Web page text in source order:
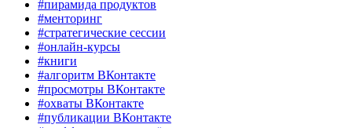
#пирамида продуктов
#менторинг
#стратегические сессии
#онлайн-курсы
#книги
#алгоритм ВКонтакте
#просмотры ВКонтакте
#охваты ВКонтакте
#публикации ВКонтакте